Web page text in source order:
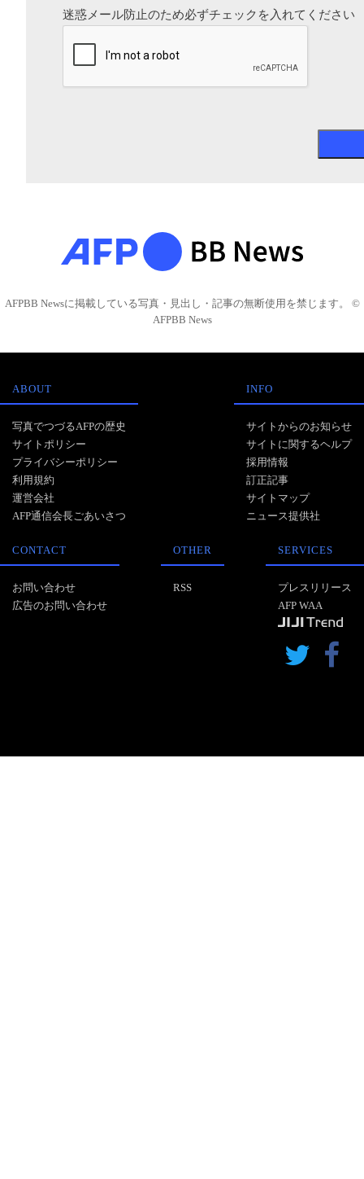
迷惑メール防止のため必ずチェックを入れてください
AFPBB Newsに掲載している写真・見出し・記事の無断使用を禁じます。 ©
AFPBB News
ABOUT
写真でつづるAFPの歴史
サイトポリシー
プライバシーポリシー
利用規約
運営会社
AFP通信会長ごあいさつ
INFO
サイトからのお知らせ
サイトに関するヘルプ
採用情報
訂正記事
サイトマップ
ニュース提供社
CONTACT
お問い合わせ
広告のお問い合わせ
OTHER
RSS
SERVICES
プレスリリース
AFP WAA